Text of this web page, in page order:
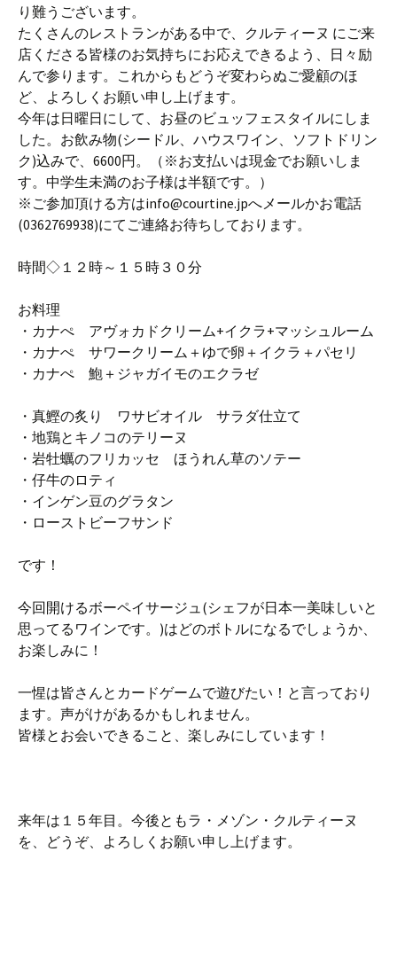
り難うございます。
たくさんのレストランがある中で、クルティーヌ にご来
店くださる皆様のお気持ちにお応えできるよう、日々励
んで参ります。これからもどうぞ変わらぬご愛顧のほ
ど、よろしくお願い申し上げます。
今年は日曜日にして、お昼のビュッフェスタイルにしま
した。お飲み物(シードル、ハウスワイン、ソフ トドリン
ク)込みで、6600円。（※お支払いは現金でお願いしま
す。中学生未満のお子様は半額です。）
※ご参加頂ける方はinfo@courtine.jpへメールかお電話
(0362769938)にてご連絡お待ちしております。
時間◇１２時～１５時３０分
お料理
・カナぺ アヴォカドクリーム+イクラ+マッシュルーム
・カナぺ サワークリーム＋ゆで卵＋イクラ＋パセリ
・カナぺ 鮑＋ジャガイモのエクラゼ
・真鰹の炙り ワサビオイル サラダ仕立て
・地鶏とキノコのテリーヌ
・岩牡蠣のフリカッセ ほうれん草のソテー
・仔牛のロティ
・インゲン豆のグラタン
・ローストビーフサンド
です！
今回開けるボーペイサージュ(シェフが日本一美味しいと
思ってるワインです。)はどのボトルになるでしょうか、
お楽しみに！
一惺は皆さんとカードゲームで遊びたい！と言っており
ます。声がけがあるかもしれません。
皆様とお会いできること、楽しみにしています！
来年は１５年目。今後ともラ・メゾン・クルティーヌ
を、どうぞ、よろしくお願い申し上げます。